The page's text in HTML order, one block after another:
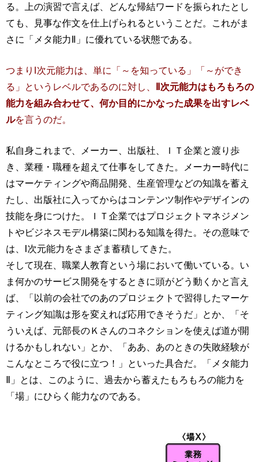
る。上の演習で言えば、どんな帰結ワードを振られたとし
ても、見事な作文を仕上げられるということだ。これがま
さに「メタ能力Ⅱ」に優れている状態である。
つまりⅠ次元能力は、単に「～を知っている」「～ができ
る」というレベルであるのに対し、
Ⅱ次元能力はもろもろの
能力を組み合わせて、何か目的にかなった成果を出すレベ
ルを言うのだ。
私自身これまで、メーカー、出版社、ＩＴ企業と渡り歩
き、業種・職種を超えて仕事をしてきた。メーカー時代に
はマーケティングや商品開発、生産管理などの知識を蓄え
たし、出版社に入ってからはコンテンツ制作やデザインの
技能を身につけた。ＩＴ企業ではプロジェクトマネジメン
トやビジネスモデル構築に関わる知識を得た。その意味で
は、Ⅰ次元能力をさまざま蓄積してきた。
そして現在、職業人教育という場において働いている。い
ま何かのサービス開発をするときに頭がどう動くかと言え
ば、「以前の会社でのあのプロジェクトで習得したマーケ
ティング知識は形を変えれば応用できそうだ」とか、「そ
ういえば、元部長のＫさんのコネクションを使えば道が開
けるかもしれない」とか、「ああ、あのときの失敗経験が
こんなところで役に立つ！」といった具合だ。「メタ能力
Ⅱ」とは、このように、過去から蓄えたもろもろの能力を
「場」にひらく能力なのである。